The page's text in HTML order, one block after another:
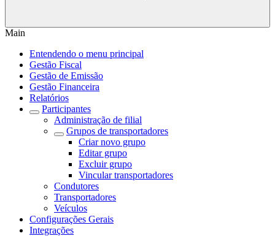
Main
Entendendo o menu principal
Gestão Fiscal
Gestão de Emissão
Gestão Financeira
Relatórios
Participantes
Administração de filial
Grupos de transportadores
Criar novo grupo
Editar grupo
Excluir grupo
Vincular transportadores
Condutores
Transportadores
Veículos
Configurações Gerais
Integrações